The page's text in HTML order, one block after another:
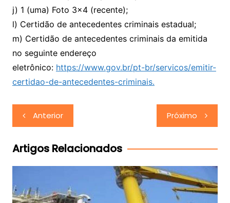
j) 1 (uma) Foto 3×4 (recente);
l) Certidão de antecedentes criminais estadual;
m) Certidão de antecedentes criminais da emitida
no seguinte endereço
eletrônico: https://www.gov.br/pt-br/servicos/emitir-
certidao-de-antecedentes-criminais.
Navegação
de
Post
Anterior Próximo
Artigos Relacionados